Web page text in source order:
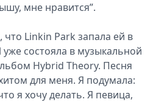
мне нравится”.
Linkin Park запала ей в
состояла в музыкальной
Hybrid Theory. Песня
для меня. Я подумала:
я хочу делать. Я певица,